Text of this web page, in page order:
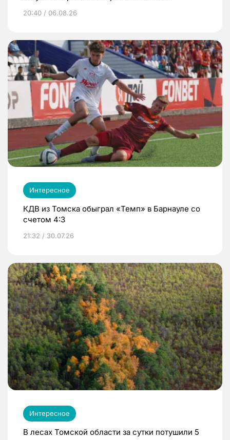
20:40 / 06.08.26
Интересное
КДВ из Томска обыграл «Темп» в Барнауле со
счетом 4:3
21:32 / 30.07.26
Интересное
В лесах Томской области за сутки потушили 5